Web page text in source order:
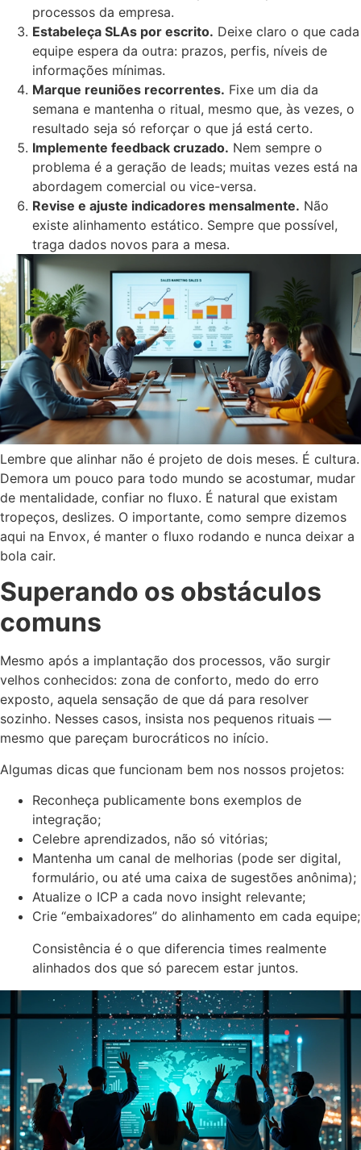
processos da empresa.
Estabeleça SLAs por escrito. Deixe claro o que cada
equipe espera da outra: prazos, perfis, níveis de
informações mínimas.
Marque reuniões recorrentes. Fixe um dia da
semana e mantenha o ritual, mesmo que, às vezes, o
resultado seja só reforçar o que já está certo.
Implemente feedback cruzado. Nem sempre o
problema é a geração de leads; muitas vezes está na
abordagem comercial ou vice-versa.
Revise e ajuste indicadores mensalmente. Não
existe alinhamento estático. Sempre que possível,
traga dados novos para a mesa.
Lembre que alinhar não é projeto de dois meses. É cultura.
Demora um pouco para todo mundo se acostumar, mudar
de mentalidade, confiar no fluxo. É natural que existam
tropeços, deslizes. O importante, como sempre dizemos
aqui na Envox, é manter o fluxo rodando e nunca deixar a
bola cair.
Superando os obstáculos
comuns
Mesmo após a implantação dos processos, vão surgir
velhos conhecidos: zona de conforto, medo do erro
exposto, aquela sensação de que dá para resolver
sozinho. Nesses casos, insista nos pequenos rituais —
mesmo que pareçam burocráticos no início.
Algumas dicas que funcionam bem nos nossos projetos:
Reconheça publicamente bons exemplos de
integração;
Celebre aprendizados, não só vitórias;
Mantenha um canal de melhorias (pode ser digital,
formulário, ou até uma caixa de sugestões anônima);
Atualize o ICP a cada novo insight relevante;
Crie “embaixadores” do alinhamento em cada equipe;
Consistência é o que diferencia times realmente
alinhados dos que só parecem estar juntos.